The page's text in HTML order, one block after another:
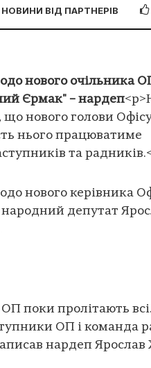
НОВИНИ ВІД ПАРТНЕРІВ
нового очільника
Єрмак" – нардеп
що нового голови
нього працюватиме
та
нового керівника
депутат
ОП поки пролітають
ОП і команда
нардеп Ярослав